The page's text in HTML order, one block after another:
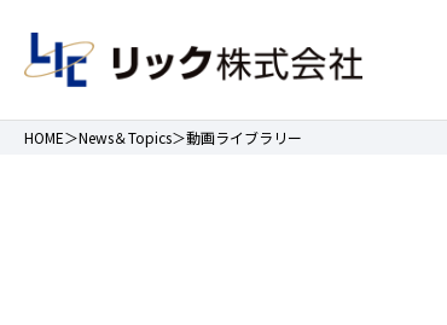
HOME News＆Topics 動画ライブラリー